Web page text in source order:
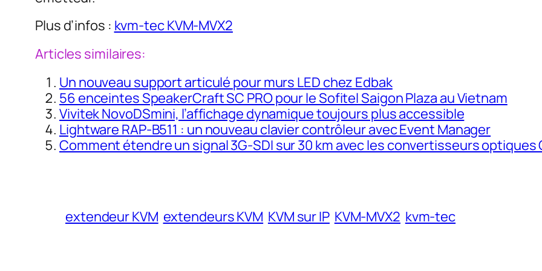
Plus d’infos : kvm-tec KVM-MVX2
Articles similaires:
Un nouveau support articulé pour murs LED chez Edbak
56 enceintes SpeakerCraft SC PRO pour le Sofitel Saigon Plaza au Vietnam
Vivitek NovoDSmini, l’affichage dynamique toujours plus accessible
Lightware RAP-B511 : un nouveau clavier contrôleur avec Event Manager
Comment étendre un signal 3G-SDI sur 30 km avec les convertisseurs optiques
extendeur KVM extendeurs KVM KVM sur IP KVM-MVX2 kvm-tec